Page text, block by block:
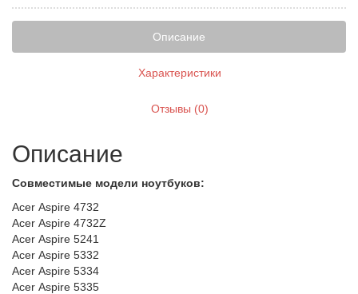
Описание
Характеристики
Отзывы (0)
Описание
Совместимые модели ноутбуков:
Acer Aspire 4732
Acer Aspire 4732Z
Acer Aspire 5241
Acer Aspire 5332
Acer Aspire 5334
Acer Aspire 5335